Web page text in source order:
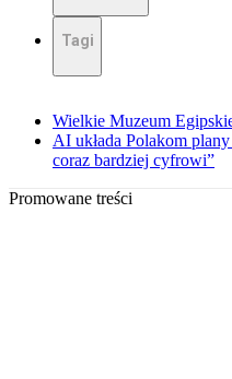
Tagi
Wielkie Muzeum
AI układa Polakom
coraz bardziej cyfrowi”
Promowane treści